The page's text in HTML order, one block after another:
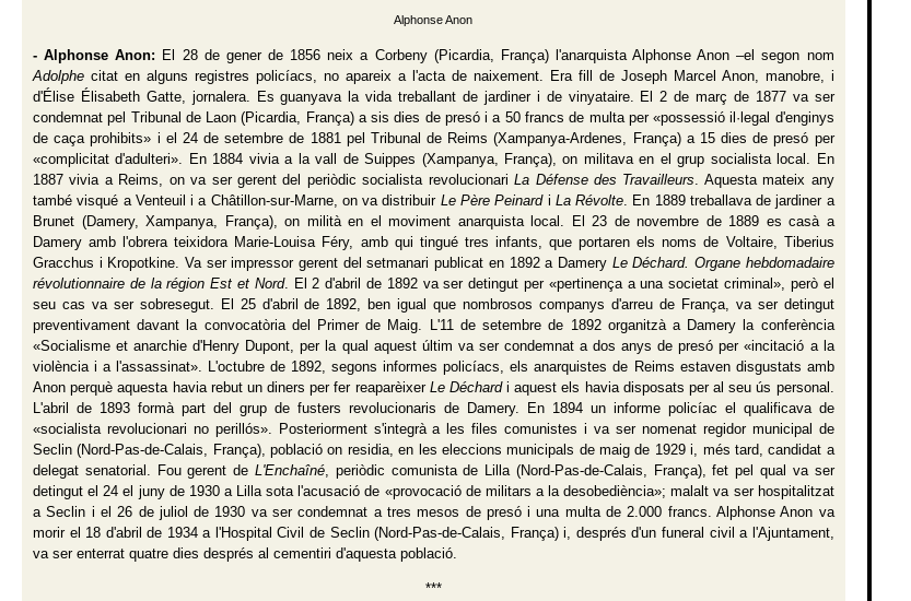
Alphonse Anon
- Alphonse Anon: El 28 de gener de 1856 neix a Corbeny (Picardia, França) l'anarquista Alphonse Anon –el segon nom
Adolphe citat en alguns registres policíacs, no apareix a l'acta de naixement. Era fill de Joseph Marcel Anon, manobre, i
d'Élise Élisabeth Gatte, jornalera. Es guanyava la vida treballant de jardiner i de vinyataire. El 2 de març de 1877 va ser
condemnat pel Tribunal de Laon (Picardia, França) a sis dies de presó i a 50 francs de multa per «possessió il·legal d'enginys
de caça prohibits» i el 24 de setembre de 1881 pel Tribunal de Reims (Xampanya-Ardenes, França) a 15 dies de presó per
«complicitat d'adulteri». En 1884 vivia a la vall de Suippes (Xampanya, França), on militava en el grup socialista local. En
1887 vivia a Reims, on va ser gerent del periòdic socialista revolucionariLa Défense des Travailleurs. Aquesta mateix any
també visqué a Venteuil i a Châtillon-sur-Marne, on va distribuir Le Père Peinardi La Révolte. En 1889 treballava de jardiner a
Brunet (Damery, Xampanya, França), on milità en el moviment anarquista local. El 23 de novembre de 1889 es casà a
Damery amb l'obrera teixidora Marie-Louisa Féry, amb qui tingué tres infants, que portaren els noms de Voltaire, Tiberius
Gracchus i Kropotkine. Va ser impressor gerent del setmanari publicat en 1892 a Damery Le Déchard. Organe hebdomadaire
révolutionnaire de la région Est et Nord. El 2 d'abril de 1892 va ser detingut per «pertinença a una societat criminal», però el
seu cas va ser sobresegut. El 25 d'abril de 1892, ben igual que nombrosos companys d'arreu de França, va ser detingut
preventivament davant la convocatòria del Primer de Maig. L'11 de setembre de 1892 organitzà a Damery la conferència
«Socialisme et anarchie d'Henry Dupont, per la qual aquest últim va ser condemnat a dos anys de presó per «incitació a la
violència i a l'assassinat». L'octubre de 1892, segons informes policíacs, els anarquistes de Reims estaven disgustats amb
Anon perquè aquesta havia rebut un diners per fer reaparèixer Le Déchardi aquest els havia disposats per al seu ús personal.
L'abril de 1893 formà part del grup de fusters revolucionaris de Damery. En 1894 un informe policíac el qualificava de
«socialista revolucionari no perillós». Posteriorment s'integrà a les files comunistes i va ser nomenat regidor municipal de
Seclin (Nord-Pas-de-Calais, França), població on residia, en les eleccions municipals de maig de 1929 i, més tard, candidat a
delegat senatorial. Fou gerent de L'Enchaîné, periòdic comunista de Lilla (Nord-Pas-de-Calais, França), fet pel qual va ser
detingut el 24 el juny de 1930 a Lilla sota l'acusació de «provocació de militars a la desobediència»; malalt va ser hospitalitzat
a Seclin i el 26 de juliol de 1930 va ser condemnat a tres mesos de presó i una multa de 2.000 francs. Alphonse Anon va
morir el 18 d'abril de 1934 a l'Hospital Civil de Seclin (Nord-Pas-de-Calais, França) i, després d'un funeral civil a l'Ajuntament,
va ser enterrat quatre dies després al cementiri d'aquesta població.
***